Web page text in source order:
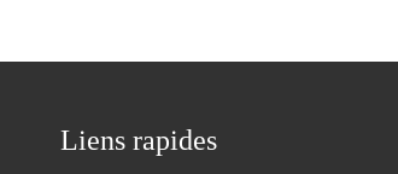
Liens rapides